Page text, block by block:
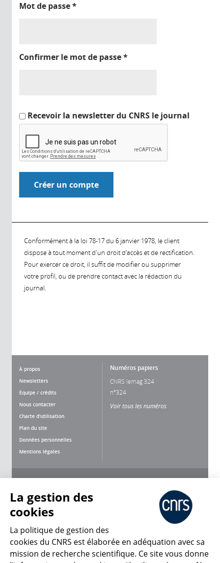
Mot de passe*
Confirmer le mot de passe*
Recevoir la newsletter du CNRS le journal
Conformément à la loi 78-17 du 6 janvier 1978, le client
dispose à tout moment d'un droit d'accès et de rectification.
Pour exercer ce droit, il suffit de modifier ou supprimer
votre profil, ou de prendre contact avec la rédaction du
journal.
À propos
Newsletters
Équipe / crédits
Nous contacter
Charte d'utilisation
Plan du site
Données personnelles
Mentions légales
Numéros papiers
CNRS lemag 324
n°324
Voir tous les numéros
CNRS Le Mag
La gestion des
cookies
La politique de gestion des
cookies du CNRS est élaborée en adéquation avec sa
mission de recherche scientifique. Ce site vous donne